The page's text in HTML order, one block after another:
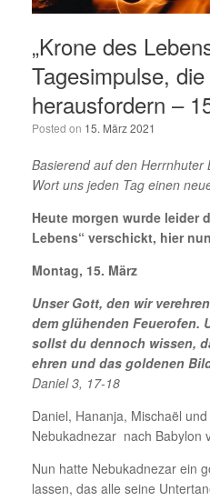
„Krone des
Tagesimpulse,
herausfordern –
Posted on 15. März 2021
Basierend auf den Herrnhuter
Wort uns jeden Tag einen
Heute morgen wurde leider
Lebens“ verschickt, hier
Montag, 15. März
Unser Gott, den wir
dem glühenden Feuerofen.
sollst du dennoch wissen,
ehren und das goldenen
Daniel 3, 17-18
Daniel, Hananja, Mischaël
Nebukadnezar nach Babylon
Nun hatte Nebukadnezar ein
lassen, das alle seine